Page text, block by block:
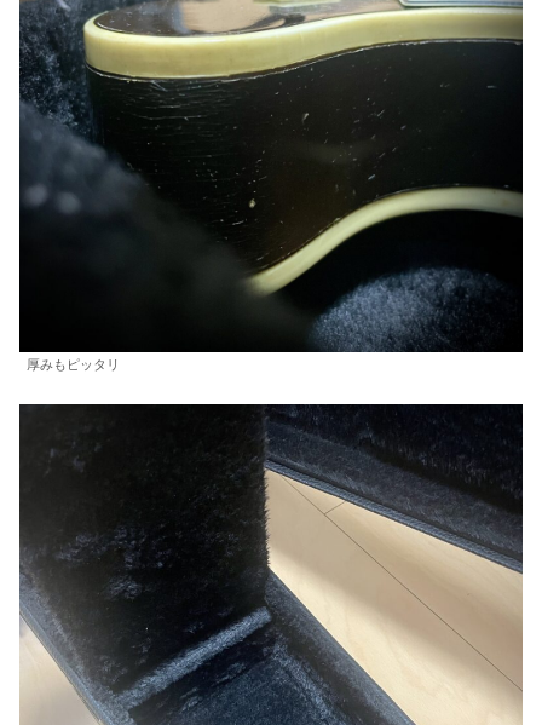
厚みもピッタリ